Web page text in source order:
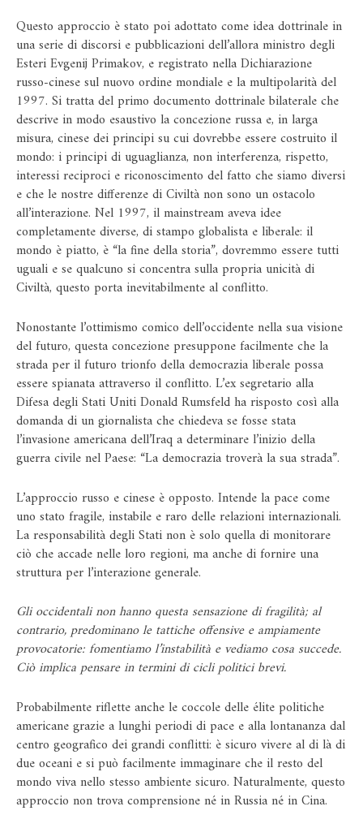
Questo approccio è stato poi adottato come idea dottrinale in
una serie di discorsi e pubblicazioni dell’allora ministro degli
Esteri Evgenij Primakov, e registrato nella Dichiarazione
russo-cinese sul nuovo ordine mondiale e la multipolarità del
1997. Si tratta del primo documento dottrinale bilaterale che
descrive in modo esaustivo la concezione russa e, in larga
misura, cinese dei principi su cui dovrebbe essere costruito il
mondo: i principi di uguaglianza, non interferenza, rispetto,
interessi reciproci e riconoscimento del fatto che siamo diversi
e che le nostre differenze di Civiltà non sono un ostacolo
all’interazione. Nel 1997, il mainstream aveva idee
completamente diverse, di stampo globalista e liberale: il
mondo è piatto, è “la fine della storia”, dovremmo essere tutti
uguali e se qualcuno si concentra sulla propria unicità di
Civiltà, questo porta inevitabilmente al conflitto.
Nonostante l’ottimismo comico dell’occidente nella sua visione
del futuro, questa concezione presuppone facilmente che la
strada per il futuro trionfo della democrazia liberale possa
essere spianata attraverso il conflitto. L’ex segretario alla
Difesa degli Stati Uniti Donald Rumsfeld ha risposto così alla
domanda di un giornalista che chiedeva se fosse stata
l’invasione americana dell’Iraq a determinare l’inizio della
guerra civile nel Paese: “La democrazia troverà la sua strada”.
L’approccio russo e cinese è opposto. Intende la pace come
uno stato fragile, instabile e raro delle relazioni internazionali.
La responsabilità degli Stati non è solo quella di monitorare
ciò che accade nelle loro regioni, ma anche di fornire una
struttura per l’interazione generale.
Gli occidentali non hanno questa sensazione di fragilità; al
contrario, predominano le tattiche offensive e ampiamente
provocatorie: fomentiamo l’instabilità e vediamo cosa succede.
Ciò implica pensare in termini di cicli politici brevi.
Probabilmente riflette anche le coccole delle élite politiche
americane grazie a lunghi periodi di pace e alla lontananza dal
centro geografico dei grandi conflitti: è sicuro vivere al di là di
due oceani e si può facilmente immaginare che il resto del
mondo viva nello stesso ambiente sicuro. Naturalmente, questo
approccio non trova comprensione né in Russia né in Cina.